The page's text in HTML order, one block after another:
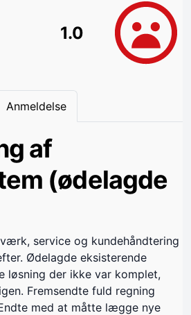
1.0
Anmeldelse
af
(ødelagde
service og kundehåndtering
Ødelagde eksisterende
løsning der ikke var komplet,
Fremsendte fuld regning
med at måtte lægge nye